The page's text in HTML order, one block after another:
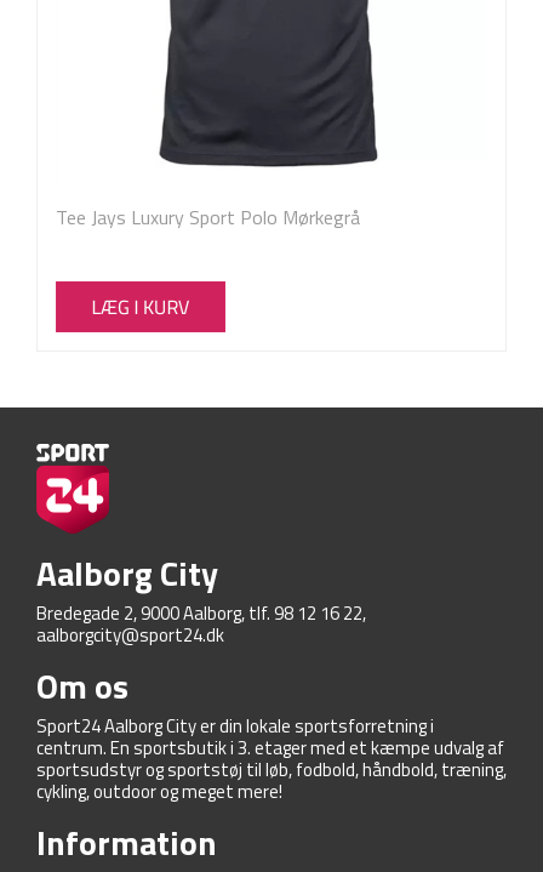
Tee Jays Luxury Sport Polo Mørkegrå
Aalborg City
Bredegade 2, 9000 Aalborg, tlf. 98 12 16 22,
aalborgcity@sport24.dk
Om os
Sport24 Aalborg City er din lokale sportsforretning i
centrum. En sportsbutik i 3. etager med et kæmpe udvalg af
sportsudstyr og sportstøj til løb, fodbold, håndbold, træning,
cykling, outdoor og meget mere!
Information